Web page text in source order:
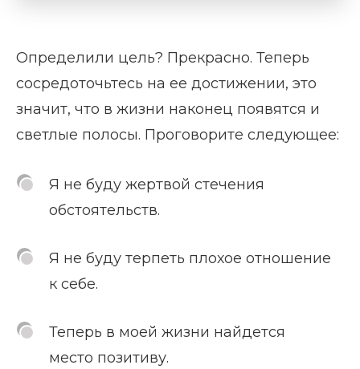
Определили цель? Прекрасно. Теперь
сосредоточьтесь на ее достижении, это
значит, что в жизни наконец появятся и
светлые полосы. Проговорите следующее:
Я не буду жертвой стечения
обстоятельств.
Я не буду терпеть плохое отношение
к себе.
Теперь в моей жизни найдется
место позитиву.